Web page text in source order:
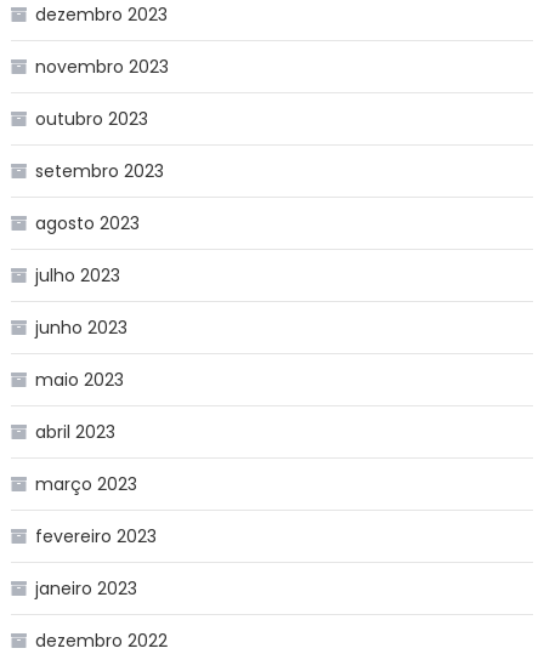
dezembro 2023
novembro 2023
outubro 2023
setembro 2023
agosto 2023
julho 2023
junho 2023
maio 2023
abril 2023
março 2023
fevereiro 2023
janeiro 2023
dezembro 2022